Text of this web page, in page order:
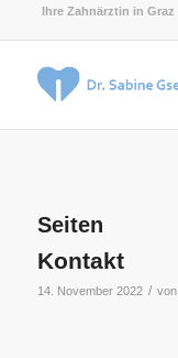
Ihre Zahnärztin in Graz
Seiten
Kontakt
14. November 2022 / von